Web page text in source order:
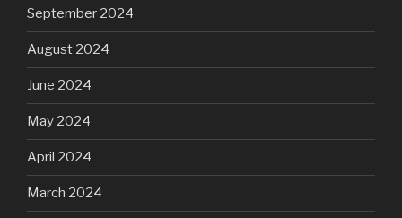
September 2024
August 2024
June 2024
May 2024
April 2024
March 2024